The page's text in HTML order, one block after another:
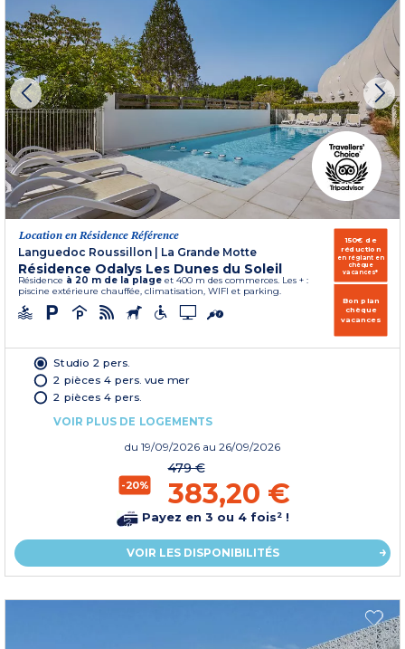
Location en Résidence Référence
Languedoc Roussillon
La Grande Motte
Résidence Odalys Les Dunes du Soleil
Résidence à 20 m de la plage et 400 m des commerces. Les + :
piscine extérieure chauffée, climatisation, WIFI et parking.
150€ de
réduction
en réglant en
chèque
vacances*
Bon plan
chèque
vacances
Studio 2 pers.
2 pièces 4 pers. vue mer
2 pièces 4 pers.
VOIR PLUS DE LOGEMENTS
du 19/09/2026 au 26/09/2026
-20%
479 €
383,20 €
Payez en 3 ou 4 fois² !
VOIR LES DISPONIBILITÉS